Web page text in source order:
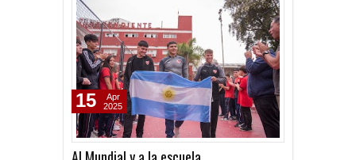
15
Apr
2025